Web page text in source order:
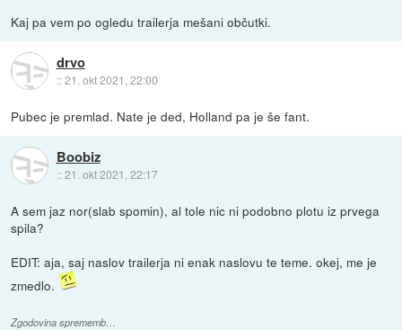
Kaj pa vem po ogledu trailerja mešani občutki.
drvo
::21. okt 2021, 22:00
Pubec je premlad. Nate je ded, Holland pa je še fant.
Boobiz
::21. okt 2021, 22:17
A sem jaz nor(slab spomin), al tole nic ni podobno plotu iz prvega
spila?
EDIT: aja, saj naslov trailerja ni enak naslovu te teme. okej, me je
zmedlo.
Zgodovina sprememb…